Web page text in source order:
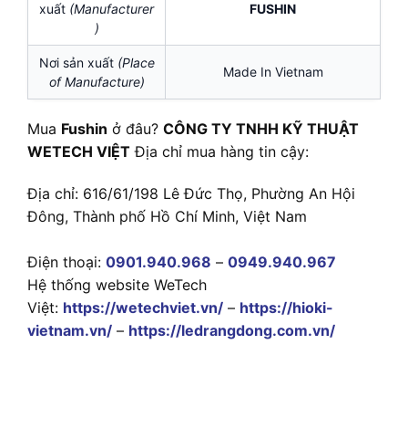
xuất (Manufacturer
)
FUSHIN
Nơi sản xuất (Place
of Manufacture)
Made In Vietnam
Mua Fushin ở đâu? CÔNG TY TNHH KỸ THUẬT
WETECH VIỆT Địa chỉ mua hàng tin cậy:
Địa chỉ: 616/61/198 Lê Đức Thọ, Phường An Hội
Đông, Thành phố Hồ Chí Minh, Việt Nam
Điện thoại: 0901.940.968 – 0949.940.967
Hệ thống website WeTech
Việt: https://wetechviet.vn/ – https://hioki-
vietnam.vn/ – https://ledrangdong.com.vn/